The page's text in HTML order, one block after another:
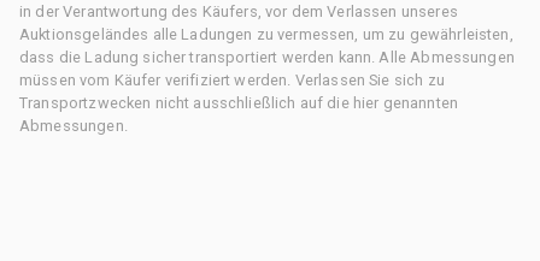
in der Verantwortung des Käufers, vor dem Verlassen unseres
Auktionsgeländes alle Ladungen zu vermessen, um zu gewährleisten,
dass die Ladung sicher transportiert werden kann. Alle Abmessungen
müssen vom Käufer verifiziert werden. Verlassen Sie sich zu
Transportzwecken nicht ausschließlich auf die hier genannten
Abmessungen.